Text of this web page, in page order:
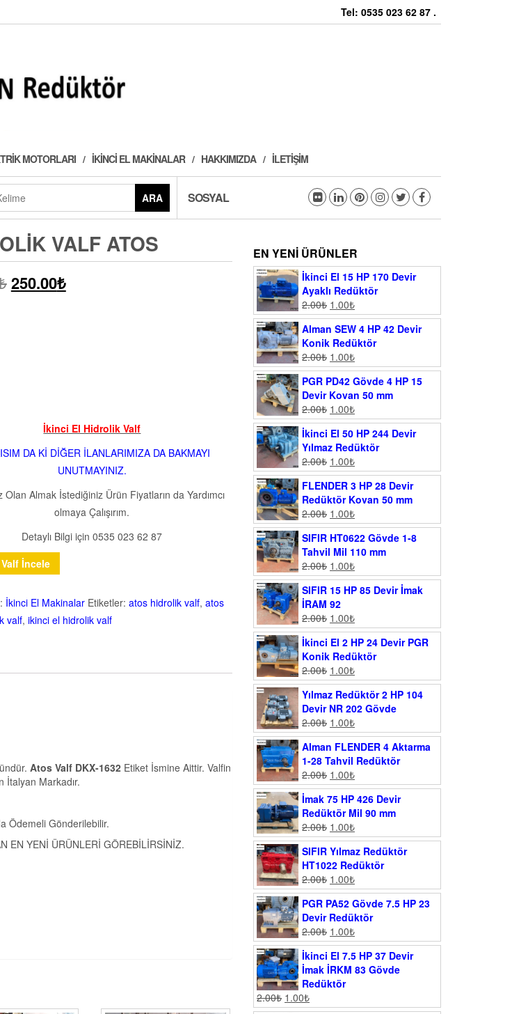
Tel: 0535 023 62 87 .
MOTORLARI İKINCI EL MAKINALAR HAKKIMIZDA İLETIŞIM
ARA SOSYAL
VALF ATOS
250.00₺
İkinci El Hidrolik Valf
DA Kİ DİĞER İLANLARIMIZA DA BAKMAYI
UNUTMAYINIZ.
Olan Almak İstediğiniz Ürün Fiyatların da Yardımcı
olmaya Çalışırım.
Detaylı Bilgi için 0535 023 62 87
İncele
İkinci El Makinalar Etiketler: atos hidrolik valf, atos
valf, ikinci el hidrolik valf
Atos Valf DKX-1632 Etiket İsmine Aittir. Valfin
İtalyan Markadır.
Ödemeli Gönderilebilir.
EN YENİ ÜRÜNLERİ GÖREBİLİRSİNİZ.
EN YENI ÜRÜNLER
İkinci El 15 HP 170 Devir
Ayaklı Redüktör
2.00₺ 1.00₺
Alman SEW 4 HP 42 Devir
Konik Redüktör
2.00₺ 1.00₺
PGR PD42 Gövde 4 HP 15
Devir Kovan 50 mm
2.00₺ 1.00₺
İkinci El 50 HP 244 Devir
Yılmaz Redüktör
2.00₺ 1.00₺
FLENDER 3 HP 28 Devir
Redüktör Kovan 50 mm
2.00₺ 1.00₺
SIFIR HT0622 Gövde 1-8
Tahvil Mil 110 mm
2.00₺ 1.00₺
SIFIR 15 HP 85 Devir İmak
İRAM 92
2.00₺ 1.00₺
İkinci El 2 HP 24 Devir PGR
Konik Redüktör
2.00₺ 1.00₺
Yılmaz Redüktör 2 HP 104
Devir NR 202 Gövde
2.00₺ 1.00₺
Alman FLENDER 4 Aktarma
1-28 Tahvil Redüktör
2.00₺ 1.00₺
İmak 75 HP 426 Devir
Redüktör Mil 90 mm
2.00₺ 1.00₺
SIFIR Yılmaz Redüktör
HT1022 Redüktör
2.00₺ 1.00₺
PGR PA52 Gövde 7.5 HP 23
Devir Redüktör
2.00₺ 1.00₺
İkinci El 7.5 HP 37 Devir
İmak İRKM 83 Gövde
Redüktör
2.00₺ 1.00₺